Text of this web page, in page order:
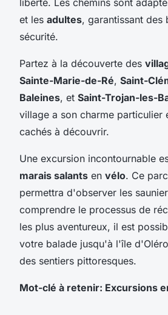
et les adultes, garantissant des
sécurité.
Partez à la découverte des
Sainte-Marie-de-Ré, Saint-
Baleines, et Saint-Trojan-les-
village a son charme particulier
cachés à découvrir.
Une excursion incontournable
marais salants en vélo. Ce
permettra d'observer les
comprendre le processus de
les plus aventureux, il est
votre balade jusqu'à l'île
des sentiers pittoresques.
Mot-clé à retenir: Excursions